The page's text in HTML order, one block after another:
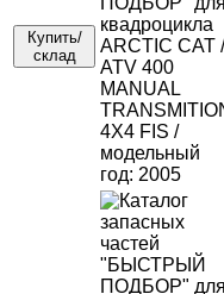
Купить/
склад